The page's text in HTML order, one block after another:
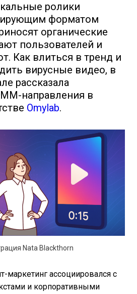
ролики
форматом
органические
пользователей и
Как влиться в тренд и
вирусные видео, в
рассказала
направления в
Omylab.
Nata Blackthorn
маркетинг ассоциировался с
и корпоративными